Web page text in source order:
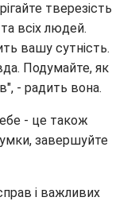
тверезість
всіх людей.
вашу сутність.
Подумайте, як
- радить вона.
- це також
завершуйте
і важливих